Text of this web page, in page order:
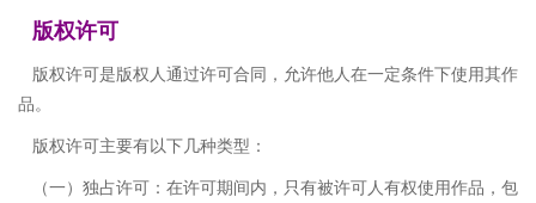
版权许可
版权许可是版权人通过许可合同，允许他人在一定条件下使用其作
品。
版权许可主要有以下几种类型：
（一）独占许可：在许可期间内，只有被许可人有权使用作品，包